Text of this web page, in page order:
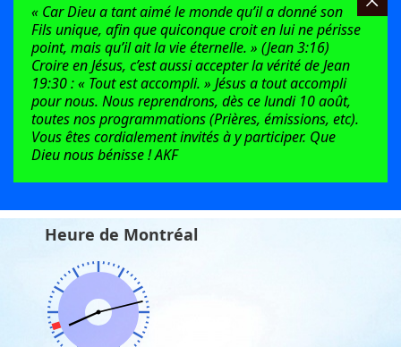
« Car Dieu a tant aimé le monde qu’il a donné son
Fils unique, afin que quiconque croit en lui ne périsse
point, mais qu’il ait la vie éternelle. » (Jean 3:16)
Croire en Jésus, c’est aussi accepter la vérité de Jean
19:30 : « Tout est accompli. » Jésus a tout accompli
pour nous. Nous reprendrons, dès ce lundi 10 août,
toutes nos programmations (Prières, émissions, etc).
Vous êtes cordialement invités à y participer. Que
Dieu nous bénisse ! AKF
Heure de Montréal